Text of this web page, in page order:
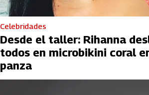
Celebridades
Desde el taller: Rihanna
todos en microbikini coral
panza